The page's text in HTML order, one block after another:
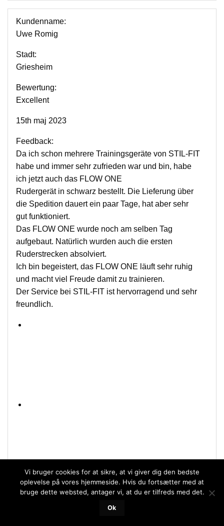
Kundenname:
Uwe Romig
Stadt:
Griesheim
Bewertung:
Excellent
15th maj 2023
Feedback:
Da ich schon mehrere Trainingsgeräte von STIL-FIT
habe und immer sehr zufrieden war und bin, habe
ich jetzt auch das FLOW ONE
Rudergerät in schwarz bestellt. Die Lieferung über
die Spedition dauert ein paar Tage, hat aber sehr
gut funktioniert.
Das FLOW ONE wurde noch am selben Tag
aufgebaut. Natürlich wurden auch die ersten
Ruderstrecken absolviert.
Ich bin begeistert, das FLOW ONE läuft sehr ruhig
und macht viel Freude damit zu trainieren.
Der Service bei STIL-FIT ist hervorragend und sehr
freundlich.
Vi bruger cookies for at sikre, at vi giver dig den bedste
oplevelse på vores hjemmeside. Hvis du fortsætter med at
bruge dette websted, antager vi, at du er tilfreds med det.
Ok